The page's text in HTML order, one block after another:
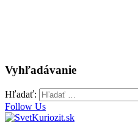
Vyhľadávanie
Hľadať:
Follow Us